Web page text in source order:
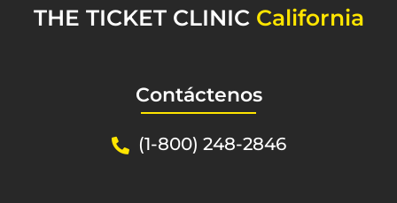
THE TICKET CLINIC California
Contáctenos
(1-800) 248-2846